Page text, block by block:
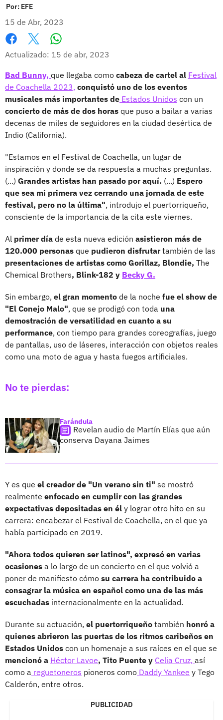
Por: EFE
15 de Abr, 2023
Facebook
X
Actualizado: 15 de abr, 2023
Bad Bunny, que llegaba como cabeza de cartel al Festival
de Coachella 2023, conquistó uno de los eventos
musicales más importantes de Estados Unidos con un
concierto de más de dos horas que puso a bailar a varias
decenas de miles de seguidores en la ciudad desértica de
Indio (California).
"Estamos en el Festival de Coachella, un lugar de
inspiración y donde se da respuesta a muchas preguntas.
(...) Grandes artistas han pasado por aquí. (...) Espero
que sea mi primera vez cerrando una jornada de este
festival, pero no la última", introdujo el puertorriqueño,
consciente de la importancia de la cita este viernes.
Al primer día de esta nueva edición asistieron más de
120.000 personas que pudieron disfrutartambién de las
presentaciones de artistas como Gorillaz, Blondie, The
Chemical Brothers, Blink-182 y Becky G.
Sin embargo, el gran momento de la noche fue el show de
"El Conejo Malo", que se prodigó con toda una
demostración de versatilidad en cuanto a su
performance, con tiempo para grandes coreografías, juego
de pantallas, uso de láseres, interacción con objetos reales
como una moto de agua y hasta fuegos artificiales.
No te pierdas:
Farándula
Revelan audio de Martín Elías que aún
conserva Dayana Jaimes
Y es que el creador de "Un verano sin ti" se mostró
realmente enfocado en cumplir con las grandes
expectativas depositadas en él y lograr otro hito en su
carrera: encabezar el Festival de Coachella, en el que ya
había participado en 2019.
"Ahora todos quieren ser latinos", expresó en varias
ocasiones a lo largo de un concierto en el que volvió a
poner de manifiesto cómo su carrera ha contribuido a
consagrar la música en español como una de las más
escuchadas internacionalmente en la actualidad.
Durante su actuación, el puertorriqueño también honró a
quienes abrieron las puertas de los ritmos caribeños en
Estados Unidos con un homenaje a sus raíces en el que se
mencionó a Héctor Lavoe, Tito Puente y Celia Cruz, así
como a reguetoneros pioneros como Daddy Yankee y Tego
Calderón, entre otros.
PUBLICIDAD